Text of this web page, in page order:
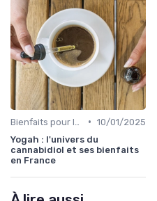
• 10/01/2025
Yogah : l'univers du
cannabidiol et ses bienfaits
en France